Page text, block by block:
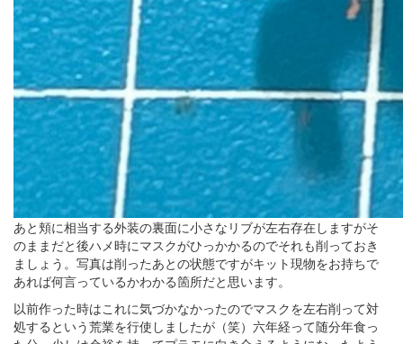
あと頬に相当する外装の裏面に小さなリブが左右存在しますがそ
のままだと後ハメ時にマスクがひっかかるのでそれも削っておき
ましょう。写真は削ったあとの状態ですがキット現物をお持ちで
あれば何言っているかわかる箇所だと思います。
以前作った時はこれに気づかなかったのでマスクを左右削って対
処するという荒業を行使しましたが（笑）六年経って随分年食っ